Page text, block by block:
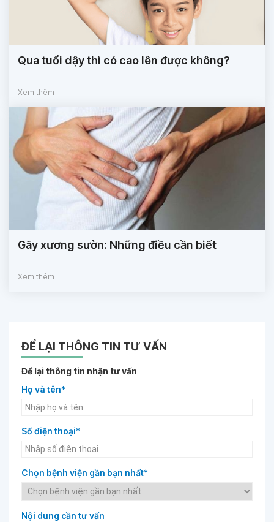
Qua tuổi dậy thì có cao lên được không?
Xem thêm
Gãy xương sườn: Những điều cần biết
Xem thêm
ĐỂ LẠI THÔNG TIN TƯ VẤN
Để lại thông tin nhận tư vấn
Họ và tên*
Số điện thoại*
Chọn bệnh viện gần bạn nhất*
Nội dung cần tư vấn